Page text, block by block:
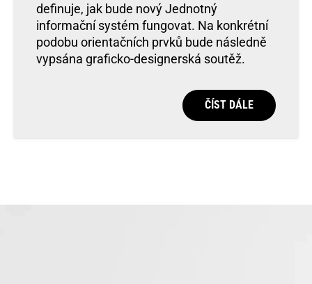
definuje, jak bude nový Jednotný
informační systém fungovat. Na konkrétní
podobu orientačních prvků bude následně
vypsána graficko-designerská soutěž.
ČÍST DÁLE